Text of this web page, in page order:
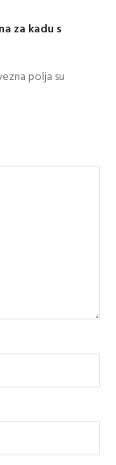
za kadu s
polja su